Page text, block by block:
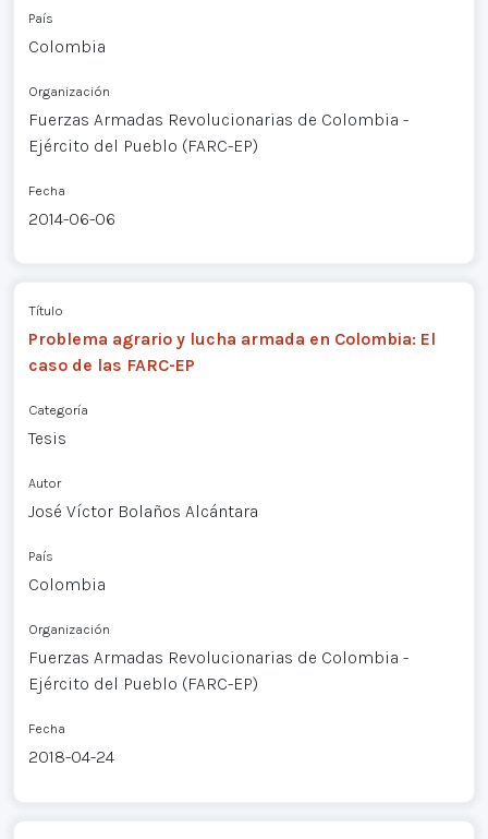
País
Colombia
Organización
Fuerzas Armadas Revolucionarias de Colombia -
Ejército del Pueblo (FARC-EP)
Fecha
2014-06-06
Título
Problema agrario y lucha armada en Colombia: El
caso de las FARC-EP
Categoría
Tesis
Autor
José Víctor Bolaños Alcántara
País
Colombia
Organización
Fuerzas Armadas Revolucionarias de Colombia -
Ejército del Pueblo (FARC-EP)
Fecha
2018-04-24